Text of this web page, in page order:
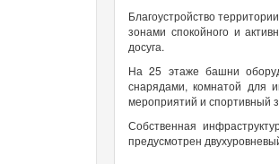
Благоустройство
зонами спокойного и
досуга.
На 25 этаже башни
снарядами, комнатой для
мероприятий и спортивный
Собственная
предусмотрен